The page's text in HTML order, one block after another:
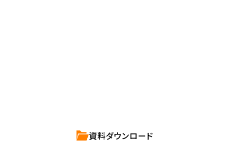
資料ダウンロード